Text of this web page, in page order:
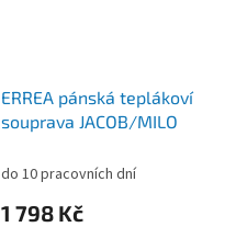
ERREA pánská teplákoví
souprava JACOB/MILO
do 10 pracovních dní
1 798 Kč